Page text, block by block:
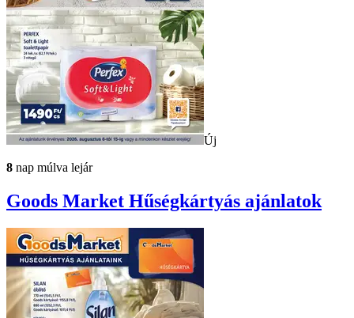
Új
8 nap múlva lejár
Goods Market Hűségkártyás ajánlatok